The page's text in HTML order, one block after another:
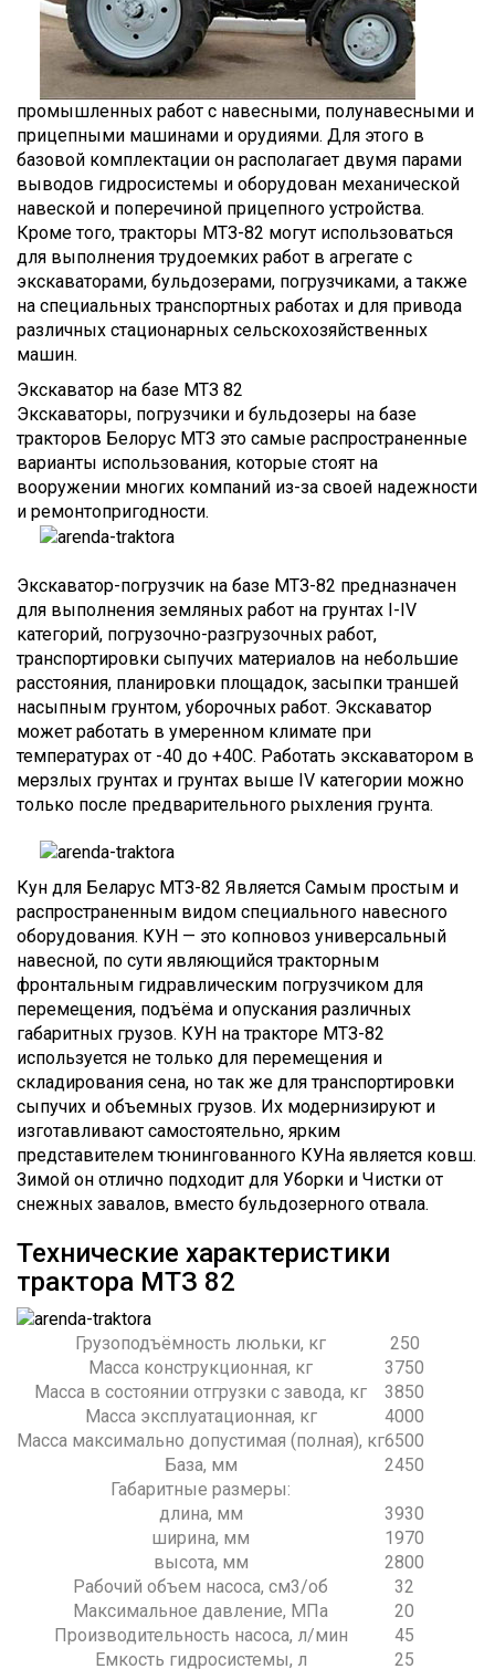
промышленных работ с навесными, полунавесными и
прицепными машинами и орудиями. Для этого в
базовой комплектации он располагает двумя парами
выводов гидросистемы и оборудован механической
навеской и поперечиной прицепного устройства.
Кроме того, тракторы МТЗ-82 могут использоваться
для выполнения трудоемких работ в агрегате с
экскаваторами, бульдозерами, погрузчиками, а также
на специальных транспортных работах и для привода
различных стационарных сельскохозяйственных
машин.
Экскаватор на базе МТЗ 82
Экскаваторы, погрузчики и бульдозеры на базе
тракторов Белорус МТЗ это самые распространенные
варианты использования, которые стоят на
вооружении многих компаний из-за своей надежности
и ремонтопригодности.
Экскаватор-погрузчик на базе МТЗ-82 предназначен
для выполнения земляных работ на грунтах I-IV
категорий, погрузочно-разгрузочных работ,
транспортировки сыпучих материалов на небольшие
расстояния, планировки площадок, засыпки траншей
насыпным грунтом, уборочных работ. Экскаватор
может работать в умеренном климате при
температурах от -40 до +40С. Работать экскаватором в
мерзлых грунтах и грунтах выше IV категории можно
только после предварительного рыхления грунта.
Кун для Беларус МТЗ-82 Является Самым простым и
распространенным видом специального навесного
оборудования. КУН — это копновоз универсальный
навесной, по сути являющийся тракторным
фронтальным гидравлическим погрузчиком для
перемещения, подъёма и опускания различных
габаритных грузов. КУН на тракторе МТЗ-82
используется не только для перемещения и
складирования сена, но так же для транспортировки
сыпучих и объемных грузов. Их модернизируют и
изготавливают самостоятельно, ярким
представителем тюнингованного КУНа является ковш.
Зимой он отлично подходит для Уборки и Чистки от
снежных завалов, вместо бульдозерного отвала.
Технические характеристики
трактора МТЗ 82
Грузоподъёмность люльки, кг
250
Масса конструкционная, кг
3750
Масса в состоянии отгрузки с завода, кг
3850
Масса эксплуатационная, кг
4000
Масса максимально допустимая (полная), кг6500
База, мм
2450
Габаритные размеры:
длина, мм
3930
ширина, мм
1970
высота, мм
2800
Рабочий объем насоса, см3/об
32
Максимальное давление, МПа
20
Производительность насоса, л/мин
45
Емкость гидросистемы, л
25